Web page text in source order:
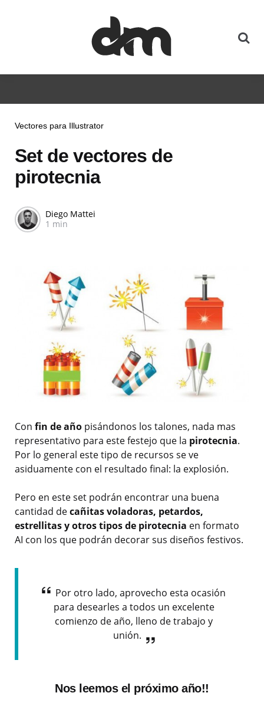
Vectores para Illustrator
Set de vectores de
pirotecnia
Diego Mattei
1 min
Con fin de año pisándonos los talones, nada mas
representativo para este festejo que la pirotecnia.
Por lo general este tipo de recursos se ve
asiduamente con el resultado final: la explosión.
Pero en este set podrán encontrar una buena
cantidad decañitas voladoras, petardos,
estrellitas y otros tipos de pirotecnia en formato
AI con los que podrán decorar sus diseños festivos.
Por otro lado, aprovecho esta ocasión
para desearles a todos un excelente
comienzo de año, lleno de trabajo y
unión.
Nos leemos el próximo año!!